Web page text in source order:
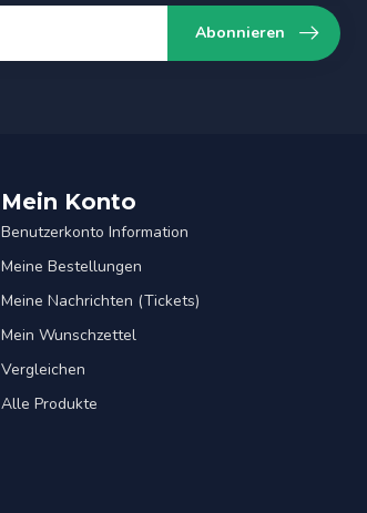
Abonnieren
Mein Konto
Benutzerkonto Information
Meine Bestellungen
Meine Nachrichten (Tickets)
Mein Wunschzettel
Vergleichen
Alle Produkte